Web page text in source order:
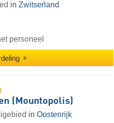
in Zwitserland
personeel
(Mountopolis)
in Oostenrijk